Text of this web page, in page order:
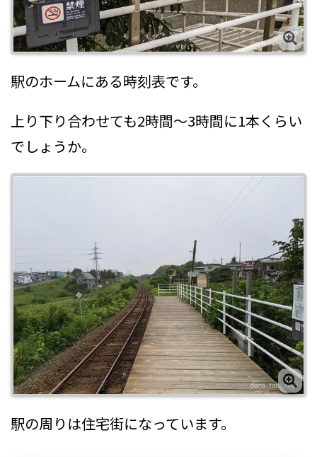
駅のホームにある時刻表です。
上り下り合わせても2時間～3時間に1本くらい
でしょうか。
駅の周りは住宅街になっています。